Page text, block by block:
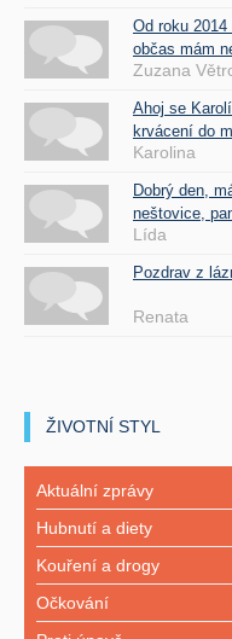
Od roku
občas mám
Zuzana
Ahoj se
krvácení do
Karolina
Dobrý den,
neštovice,
Lída
Pozdrav z
Renata
ŽIVOTNÍ STYL
Aktuální zprávy
Hubnutí a diety
Kouření a drogy
Očkování